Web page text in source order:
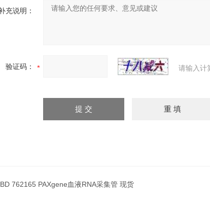
充说明：
验证码： 请输入计
BD 762165 PAXgene血液RNA采集管 现货